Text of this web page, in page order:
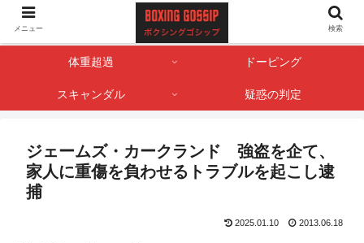
ボクサー・ボクシング界のゴシップやスキャンダル情報を記録しておくサイト
です。
体重超過 ドーピング
スキャンダル 疑惑の判定
ジェームズ・カークランド 強盗を企て、
家人に重傷を負わせるトラブルを起こし逮
捕
2025.01.10 2013.06.18
メニュー 検索